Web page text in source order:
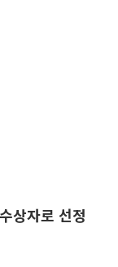
상자로 선정